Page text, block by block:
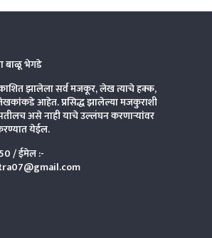
बाळू भेगडे
झालेला सर्व मजकूर, लेख त्याचे हक्क,
आहेत. प्रसिद्ध झालेल्या मजकुराशी
असे नाही याचे उल्लंघन करणाऱ्यांवर
येईल.
/ ईमेल :-